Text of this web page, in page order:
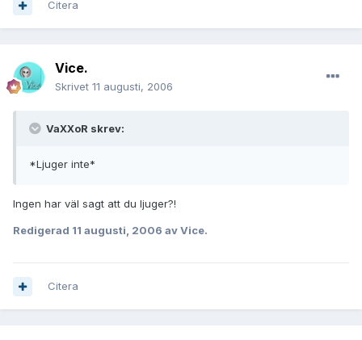
Citera
Vice.
Skrivet 11 augusti, 2006
VaXXoR skrev:
*Ljuger inte*
Ingen har väl sagt att du ljuger?!
Redigerad 11 augusti, 2006 av Vice.
Citera